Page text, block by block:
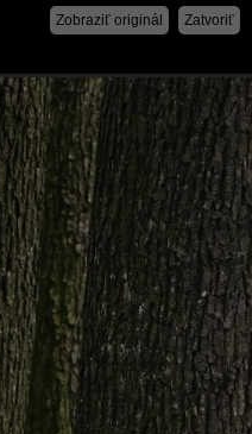
Zatvoriť
Zobraziť originál